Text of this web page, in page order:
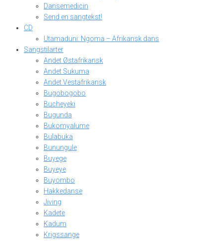
Dansemedicin
Send en sangtekst!
CD
Utamaduni: Ngoma – Afrikansk dans
Sangstilarter
Andet Østafrikansk
Andet Sukuma
Andet Vestafrikansk
Bugobogobo
Bucheyeki
Bugunda
Bukomyalume
Bulabuka
Bunungule
Buyege
Buyeye
Buyombo
Hakkedanse
Jiving
Kadete
Kadum
Krigssange